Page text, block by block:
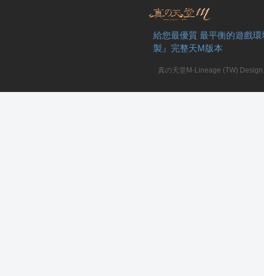
給您最優質 最平衡的遊戲
製』完整天M版本
真の天堂M-Lineage (TW)